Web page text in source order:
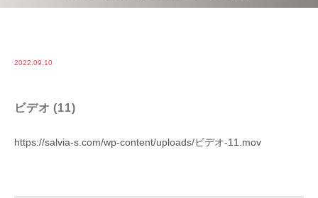
2022.09.10
ビデオ (11)
https://salvia-s.com/wp-content/uploads/ビデオ-11.mov